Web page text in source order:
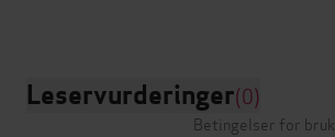
Leservurderinger(0)
Betingelser for